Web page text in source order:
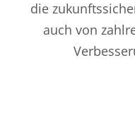
die
auch von